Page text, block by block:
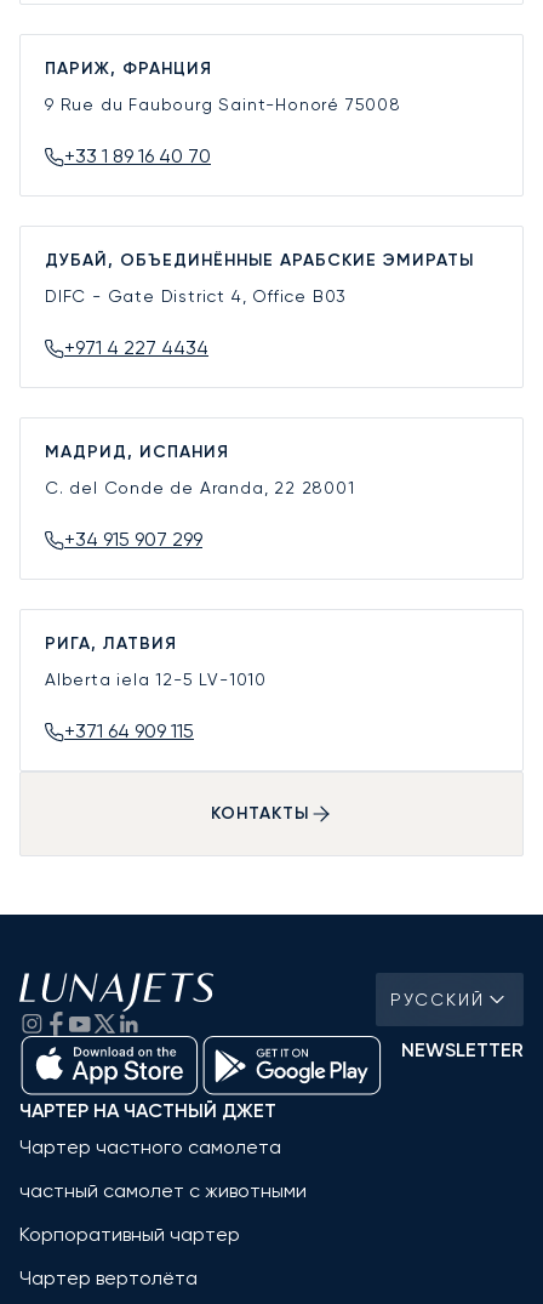
ПАРИЖ, ФРАНЦИЯ
9 Rue du Faubourg Saint-Honoré 75008
+33 1 89 16 40 70
ДУБАЙ, ОБЪЕДИНЁННЫЕ АРАБСКИЕ ЭМИРАТЫ
DIFC - Gate District 4, Office B03
+971 4 227 4434
МАДРИД, ИСПАНИЯ
C. del Conde de Aranda, 22 28001
+34 915 907 299
РИГА, ЛАТВИЯ
Alberta iela 12-5 LV-1010
+371 64 909 115
КОНТАКТЫ
РУССКИЙ
NEWSLETTER
ЧАРТЕР НА ЧАСТНЫЙ ДЖЕТ
Чартер частного самолета
частный самолет с животными
Корпоративный чартер
Чартер вертолёта